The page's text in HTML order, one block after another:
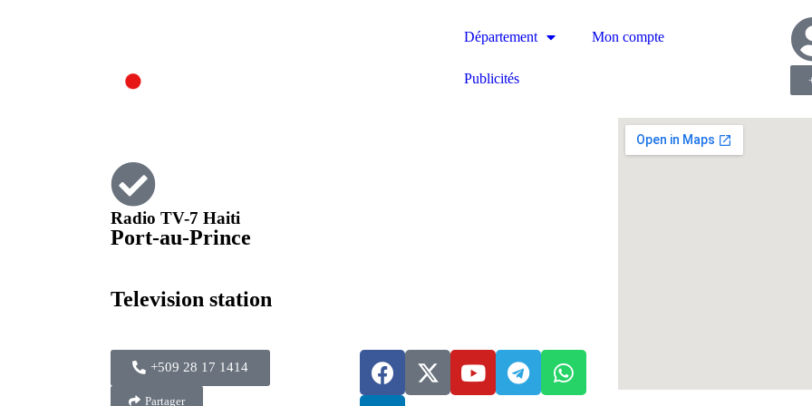
Département Mon compte
Publicités
Radio TV-7 Haiti
Port-au-Prince
Television station
+509 28 17 1414
Partager